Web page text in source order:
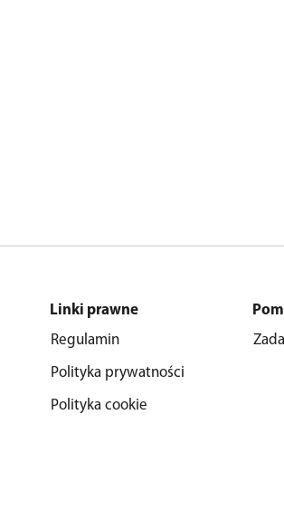
Linki prawne
Regulamin
Polityka prywatności
Polityka cookie